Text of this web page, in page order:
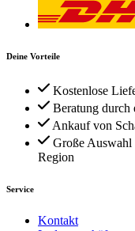
Deine Vorteile
Kostenlose
Beratung durch
Ankauf von
Große
Region
Service
Kontakt